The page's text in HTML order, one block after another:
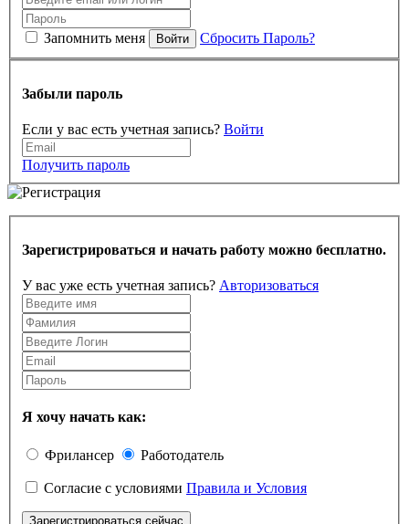
Запомнить меня Войти Сбросить Пароль?
Забыли пароль
Если у вас есть учетная запись? Войти
Получить пароль
Зарегистрироваться и начать работу можно бесплатно.
У вас уже есть учетная запись? Авторизоваться
Я хочу начать как:
Фрилансер Работодатель
Согласие с условиями Правила и Условия
Зарегистрироваться сейчас